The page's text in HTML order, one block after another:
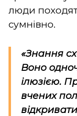
люди
сумнівно.
«Знання
Воно
ілюзією.
вчених